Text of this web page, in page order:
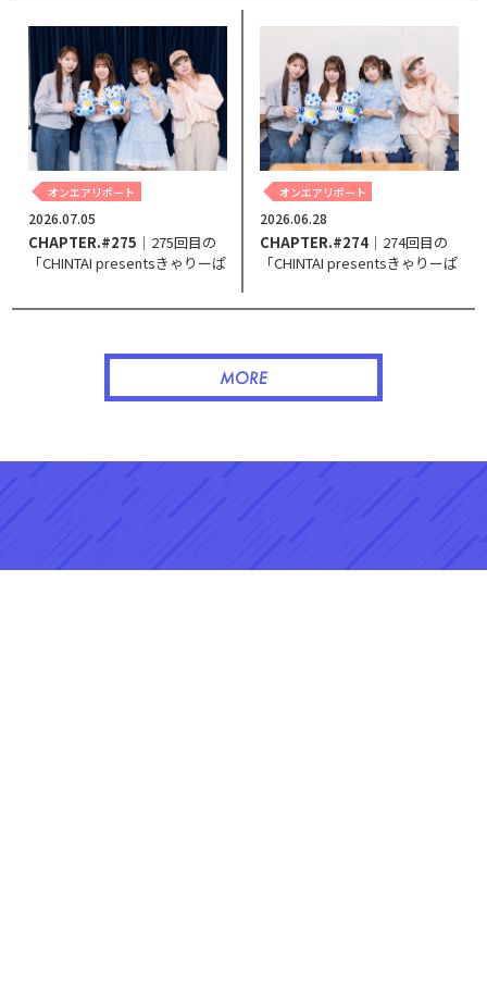
オンエアリポート
2026.07.05
CHAPTER.#275 ｜275回目の
「CHINTAI presentsきゃりーぱ
Your Heart～」。
オンエアリポート
2026.06.28
CHAPTER.#274｜274回目の
「CHINTAI presentsきゃりーぱ
Your Heart～」。